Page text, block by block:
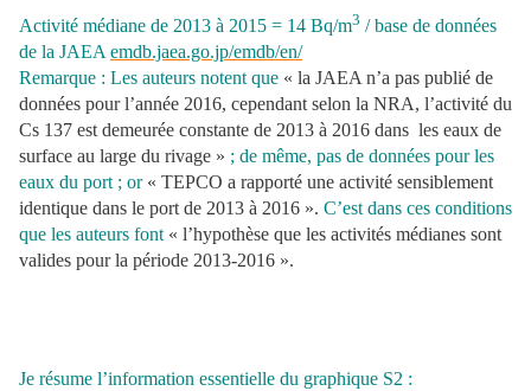
Activité médiane de 2013 à 2015 = 14 Bq/m3 / base de données
de la JAEA emdb.jaea.go.jp/emdb/en/
Remarque : Les auteurs notent que « la JAEA n’a pas publié de
données pour l’année 2016, cependant selon la NRA, l’activité du
Cs 137 est demeurée constante de 2013 à 2016 dans les eaux de
surface au large du rivage » ; de même, pas de données pour les
eaux du port ; or « TEPCO a rapporté une activité sensiblement
identique dans le port de 2013 à 2016 ». C’est dans ces conditions
que les auteurs font « l’hypothèse que les activités médianes sont
valides pour la période 2013-2016 ».
Je résume l’information essentielle du graphique S2 :